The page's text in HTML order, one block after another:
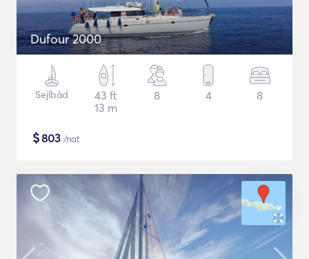
Dufour 2000
Sejlbåd
43 ft
13 m
8 4 8
$803 /nat